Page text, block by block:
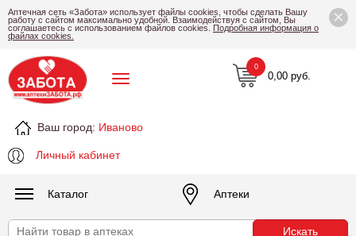
×
Аптечная сеть «Забота» использует файлы cookies, чтобы сделать Вашу
работу с сайтом максимально удобной. Взаимодействуя с сайтом, Вы
соглашаетесь с использованием файлов cookies. Подробная информация о
файлах cookies.
Ваш город: Иваново
Личный кабинет
0,00 руб.
0
Каталог Аптеки